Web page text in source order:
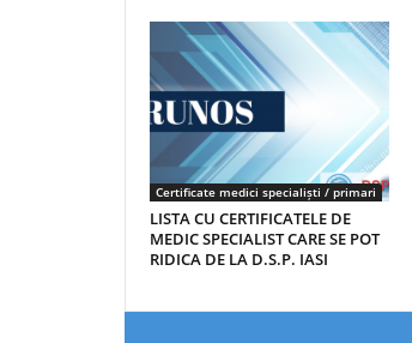
Certificate medici specialiști / primari
LISTA CU CERTIFICATELE DE
MEDIC SPECIALIST CARE SE POT
RIDICA DE LA D.S.P. IASI